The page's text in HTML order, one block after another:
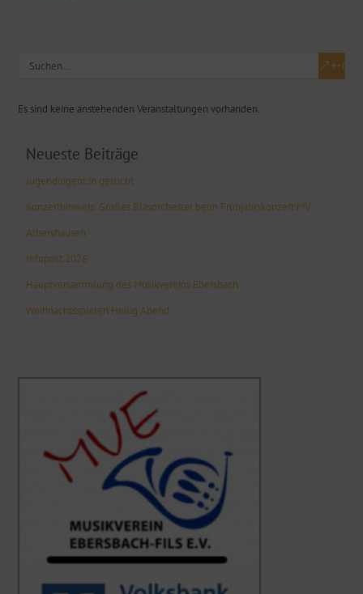
Es sind keine anstehenden Veranstaltungen vorhanden.
Neueste Beiträge
Jugendirigent:in gesucht
Konzerthinweis: Großes Blasorchester beim Frühjahrskonzert MV
Albershausen
Infopost 2026
Hauptversammlung des Musikvereins Ebersbach
Weihnachtsspielen Heilig Abend